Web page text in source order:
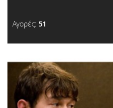
Αγορές: 51